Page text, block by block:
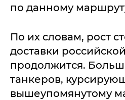
по данному
По их словам, рост
доставки
продолжится.
танкеров,
вышеупомянутому